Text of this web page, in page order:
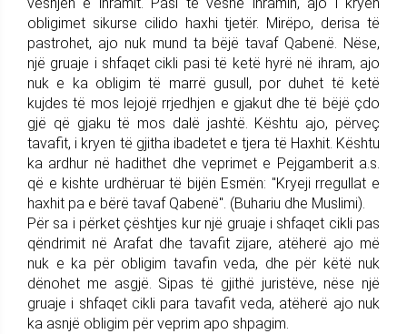
obligimet sikurse cilido haxhi tjetër. Mirëpo, derisa të
pastrohet, ajo nuk mund ta bëjë tavaf Qabenë. Nëse,
një gruaje i shfaqet cikli pasi të ketë hyrë në ihram, ajo
nuk e ka obligim të marrë gusull, por duhet të ketë
kujdes të mos lejojë rrjedhjen e gjakut dhe të bëjë çdo
gjë që gjaku të mos dalë jashtë. Kështu ajo, përveç
tavafit, i kryen të gjitha ibadetet e tjera të Haxhit. Kështu
ka ardhur në hadithet dhe veprimet e Pejgamberit a.s.
që e kishte urdhëruar të bijën Esmën: "Kryeji rregullat e
haxhit pa e bërë tavaf Qabenë". (Buhariu dhe Muslimi).
Për sa i përket çështjes kur një gruaje i shfaqet cikli pas
qëndrimit në Arafat dhe tavafit zijare, atëherë ajo më
nuk e ka për obligim tavafin veda, dhe për këtë nuk
dënohet me asgjë. Sipas të gjithë juristëve, nëse një
gruaje i shfaqet cikli para tavafit veda, atëherë ajo nuk
ka asnjë obligim për veprim apo shpagim.